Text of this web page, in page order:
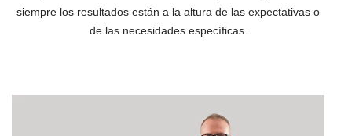
siempre los resultados están a la altura de las expectativas o
de las necesidades específicas.